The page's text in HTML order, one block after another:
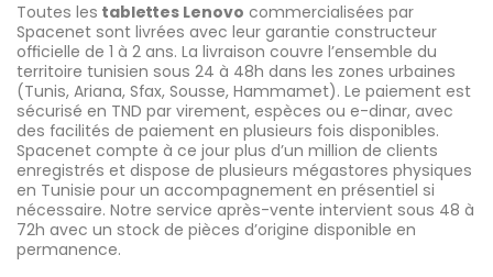
Toutes les tablettes Lenovo commercialisées par
Spacenet sont livrées avec leur garantie constructeur
officielle de 1 à 2 ans. La livraison couvre l’ensemble du
territoire tunisien sous 24 à 48h dans les zones urbaines
(Tunis, Ariana, Sfax, Sousse, Hammamet). Le paiement est
sécurisé en TND par virement, espèces ou e-dinar, avec
des facilités de paiement en plusieurs fois disponibles.
Spacenet compte à ce jour plus d’un million de clients
enregistrés et dispose de plusieurs mégastores physiques
en Tunisie pour un accompagnement en présentiel si
nécessaire. Notre service après-vente intervient sous 48 à
72h avec un stock de pièces d’origine disponible en
permanence.